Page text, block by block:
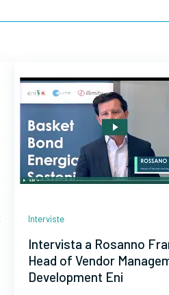
Interviste
Intervista a Rosanno
Head of Vendor
Development Eni